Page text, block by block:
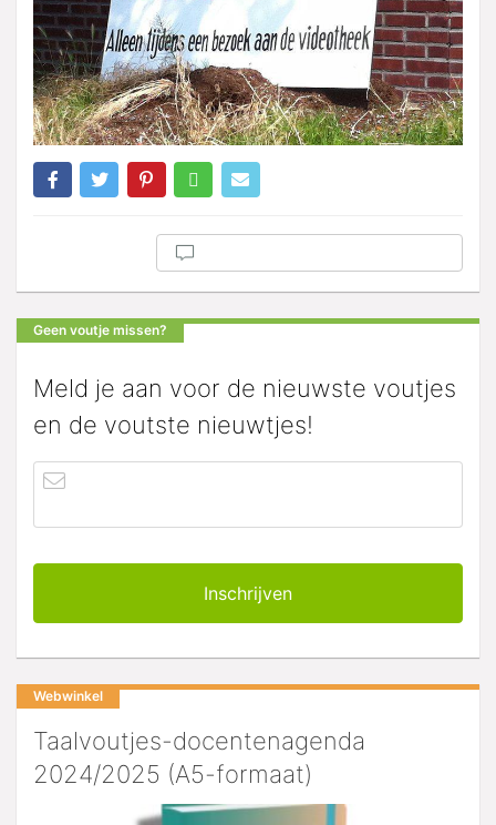
Geen voutje missen?
Meld je aan voor de nieuwste voutjes
en de voutste nieuwtjes!
Webwinkel
Taalvoutjes-docentenagenda
2024/2025 (A5-formaat)